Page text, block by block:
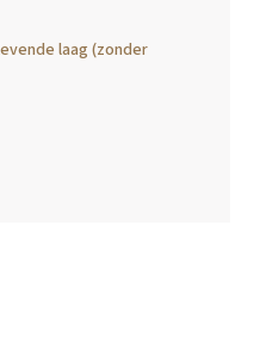
laag (zonder